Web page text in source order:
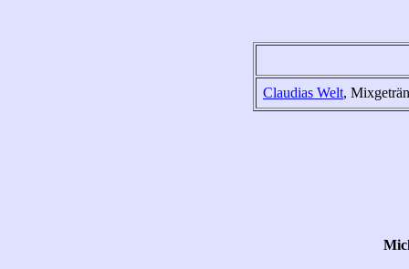
Claudias Welt,